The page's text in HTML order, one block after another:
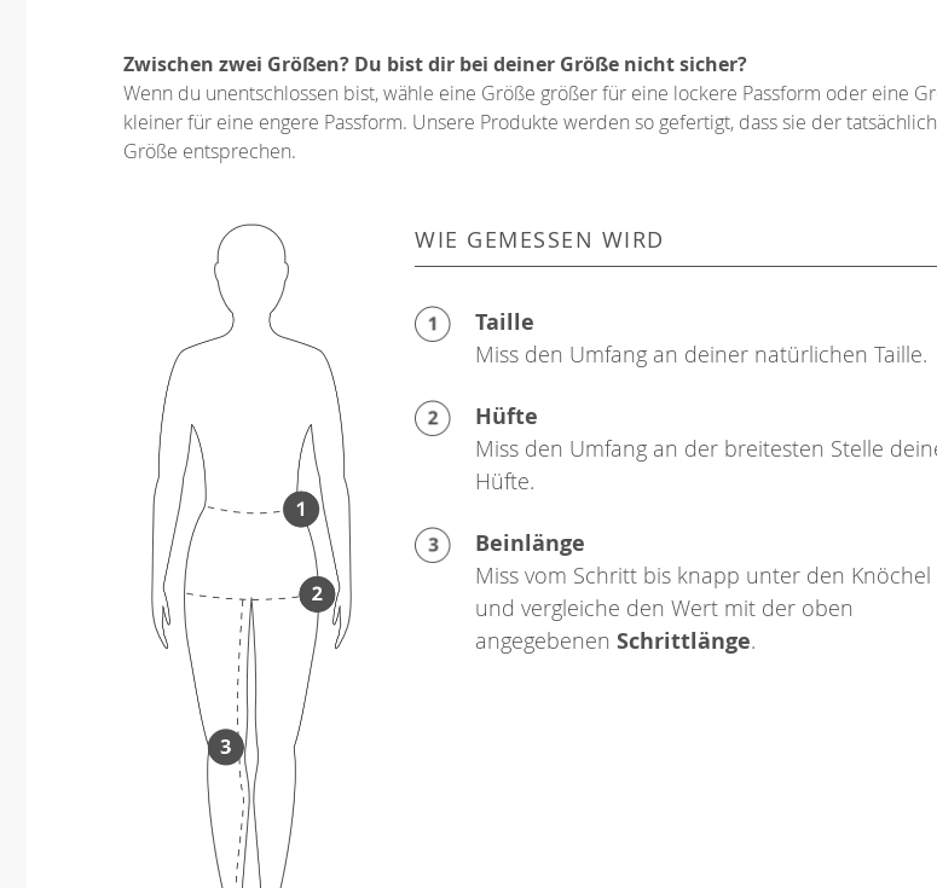
Zwischen zwei Größen? Du bist dir bei deiner Größe nicht sicher?
Wenn du unentschlossen bist, wähle eine Größe größer für eine lockere Passform oder eine
kleiner für eine engere Passform. Unsere Produkte werden so gefertigt, dass sie der
Größe entsprechen.
WIE GEMESSEN WIRD
Taille
Miss den Umfang an deiner natürlichen Taille.
Hüfte
Miss den Umfang an der breitesten Stelle
Hüfte.
Beinlänge
Miss vom Schritt bis knapp unter den Knöchel
und vergleiche den Wert mit der oben
angegebenen Schrittlänge.